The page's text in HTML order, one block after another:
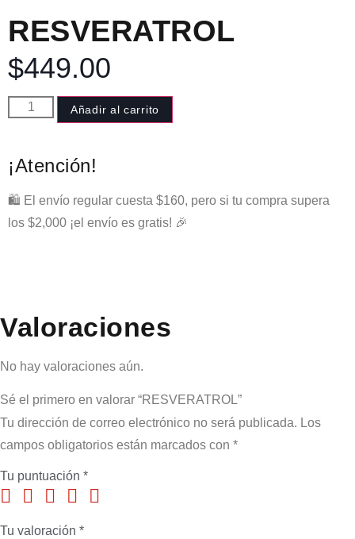
RESVERATROL
$449.00
Añadir al carrito
¡Atención!
🛍️ El envío regular cuesta $160, pero si tu compra supera
los $2,000 ¡el envío es gratis! 🎉
Valoraciones
No hay valoraciones aún.
Sé el primero en valorar “RESVERATROL”
Tu dirección de correo electrónico no será publicada. Los
campos obligatorios están marcados con *
Tu puntuación *
Tu valoración *